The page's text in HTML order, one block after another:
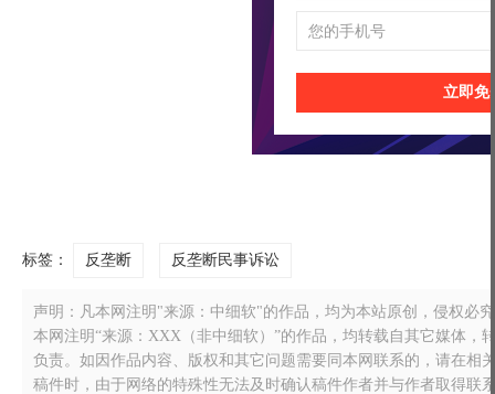
立即免
标签： 反垄断 反垄断民事诉讼
声明：凡本网注明"来源：中细软"的作品，均为本站原创，侵权必
本网注明“来源：XXX（非中细软）”的作品，均转载自其它媒体
负责。如因作品内容、版权和其它问题需要同本网联系的，请在相
稿件时，由于网络的特殊性无法及时确认稿件作者并与作者取得